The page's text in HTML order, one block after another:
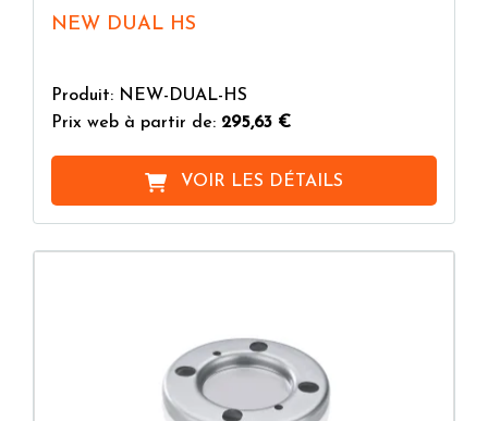
NEW DUAL HS
Produit: NEW-DUAL-HS
Prix web à partir de: 295,63 €
VOIR LES DÉTAILS